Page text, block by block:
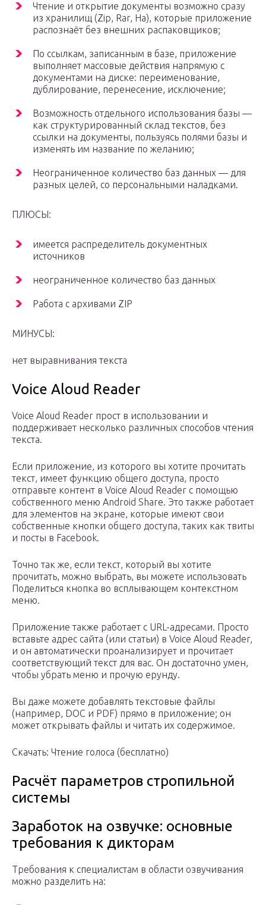
Чтение и открытие документы возможно сразу
из хранилищ (Zip, Rar, Ha), которые приложение
распознаёт без внешних распаковщиков;
По ссылкам, записанным в базе, приложение
выполняет массовые действия напрямую с
документами на диске: переименование,
дублирование, перенесение, исключение;
Возможность отдельного использования базы —
как структурированный склад текстов, без
ссылки на документы, пользуясь полями базы и
изменять им название по желанию;
Неограниченное количество баз данных — для
разных целей, со персональными наладками.
ПЛЮСЫ:
имеется распределитель документных
источников
неограниченное количество баз данных
Работа с архивами ZIP
МИНУСЫ:
нет выравнивания текста
Voice Aloud Reader
Voice Aloud Reader прост в использовании и
поддерживает несколько различных способов чтения
текста.
Если приложение, из которого вы хотите прочитать
текст, имеет функцию общего доступа, просто
отправьте контент в Voice Aloud Reader с помощью
собственного меню Android Share. Это также работает
для элементов на экране, которые имеют свои
собственные кнопки общего доступа, таких как твиты
и посты в Facebook.
Точно так же, если текст, который вы хотите
прочитать, можно выбрать, вы можете использовать
Поделиться кнопка во всплывающем контекстном
меню.
Приложение также работает с URL-адресами. Просто
вставьте адрес сайта (или статьи) в Voice Aloud Reader,
и он автоматически проанализирует и прочитает
соответствующий текст для вас. Он достаточно умен,
чтобы убрать меню и прочую ерунду.
Вы даже можете добавлять текстовые файлы
(например, DOC и PDF) прямо в приложение; он
может открывать файлы и читать их содержимое.
Скачать: Чтение голоса (бесплатно)
Расчёт параметров стропильной
системы
Заработок на озвучке: основные
требования к дикторам
Требования к специалистам в области озвучивания
можно разделить на: